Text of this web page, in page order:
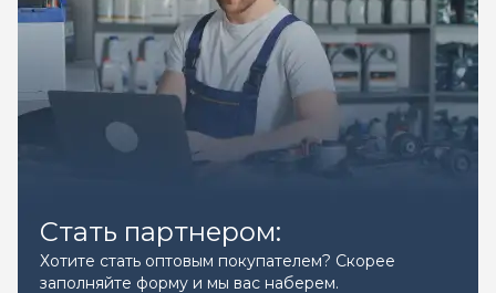
Стать партнером:
Хотите стать оптовым покупателем? Скорее
заполняйте форму и мы вас наберем.